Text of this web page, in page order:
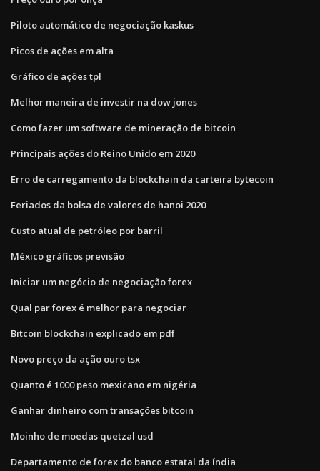
Piloto automático de negociação kaskus
Picos de ações em alta
Gráfico de ações tpl
Melhor maneira de investir na dow jones
Como fazer um software de mineração de bitcoin
Principais ações do Reino Unido em 2020
Erro de carregamento da blockchain da carteira bytecoin
Feriados da bolsa de valores de hanoi 2020
Custo atual de petróleo por barril
México gráficos previsão
Iniciar um negócio de negociação forex
Qual par forex é melhor para negociar
Bitcoin blockchain explicado em pdf
Novo preço da ação ouro tsx
Quanto é 1000 peso mexicano em nigéria
Ganhar dinheiro com transações bitcoin
Moinho de moedas quetzal usd
Departamento de forex do banco estatal da índia